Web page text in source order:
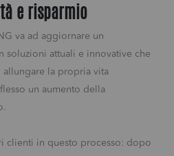
e risparmio
va ad aggiornare un
soluzioni attuali e innovative che
allungare la propria vita
un aumento della
clienti in questo processo: dopo